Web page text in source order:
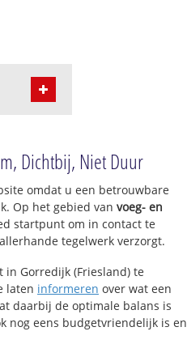
Dichtbij, Niet Duur
omdat u een betrouwbare
Op het gebied van voeg- en
startpunt om in contact te
tegelwerk verzorgt.
Gorredijk (Friesland) te
laten informeren over wat een
daarbij de optimale balans is
nog eens budgetvriendelijk is en